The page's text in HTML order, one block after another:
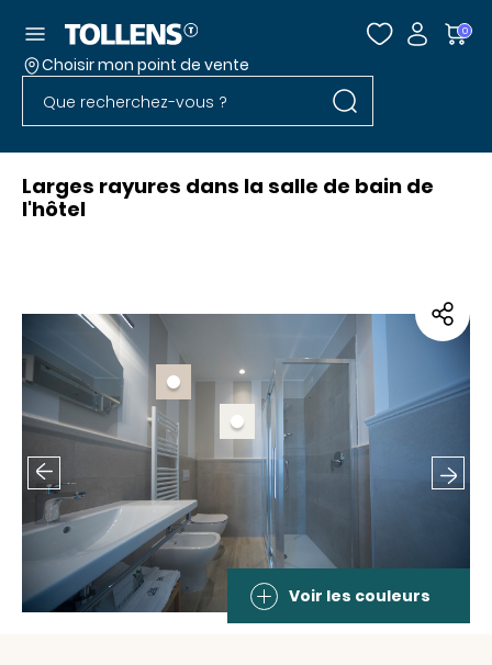
0
Passer la liste des magasins et aller au pied
Choisir mon point de vente
Rechercher dans le site Rechercher
Accéder au menu
Larges rayures dans la salle de bain de
l'hôtel
Voir les couleurs
Inspiration précédente